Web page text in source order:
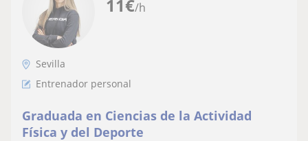
11€/h
Sevilla
Entrenador personal
Graduada en Ciencias de la Actividad
Física y del Deporte